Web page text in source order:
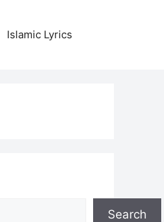
Islamic Lyrics
Search